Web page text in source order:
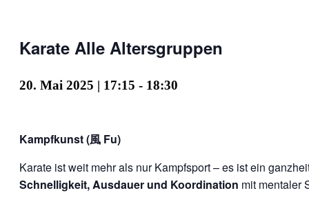
Karate Alle Altersgruppen
20. Mai 2025 | 17:15 - 18:30
Kampfkunst (風 Fu)
Karate ist weit mehr als nur Kampfsport – es ist ein
Schnelligkeit, Ausdauer und Koordination mit mentaler